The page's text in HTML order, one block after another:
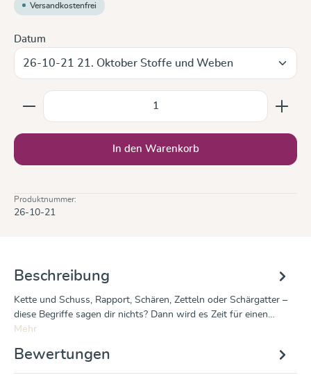
Versandkostenfrei
Datum
Produkt Anzahl: Gib den gewünschten Wert ein
In den Warenkorb
Produktnummer:
26-10-21
Beschreibung
Kette und Schuss, Rapport, Schären, Zetteln oder Schärgatter –
diese Begriffe sagen dir nichts? Dann wird es Zeit für einen…
Mehr
Bewertungen